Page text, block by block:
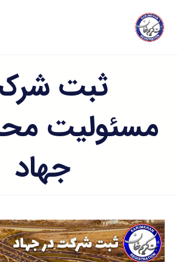
ثبت
مسئولیت
جهاد